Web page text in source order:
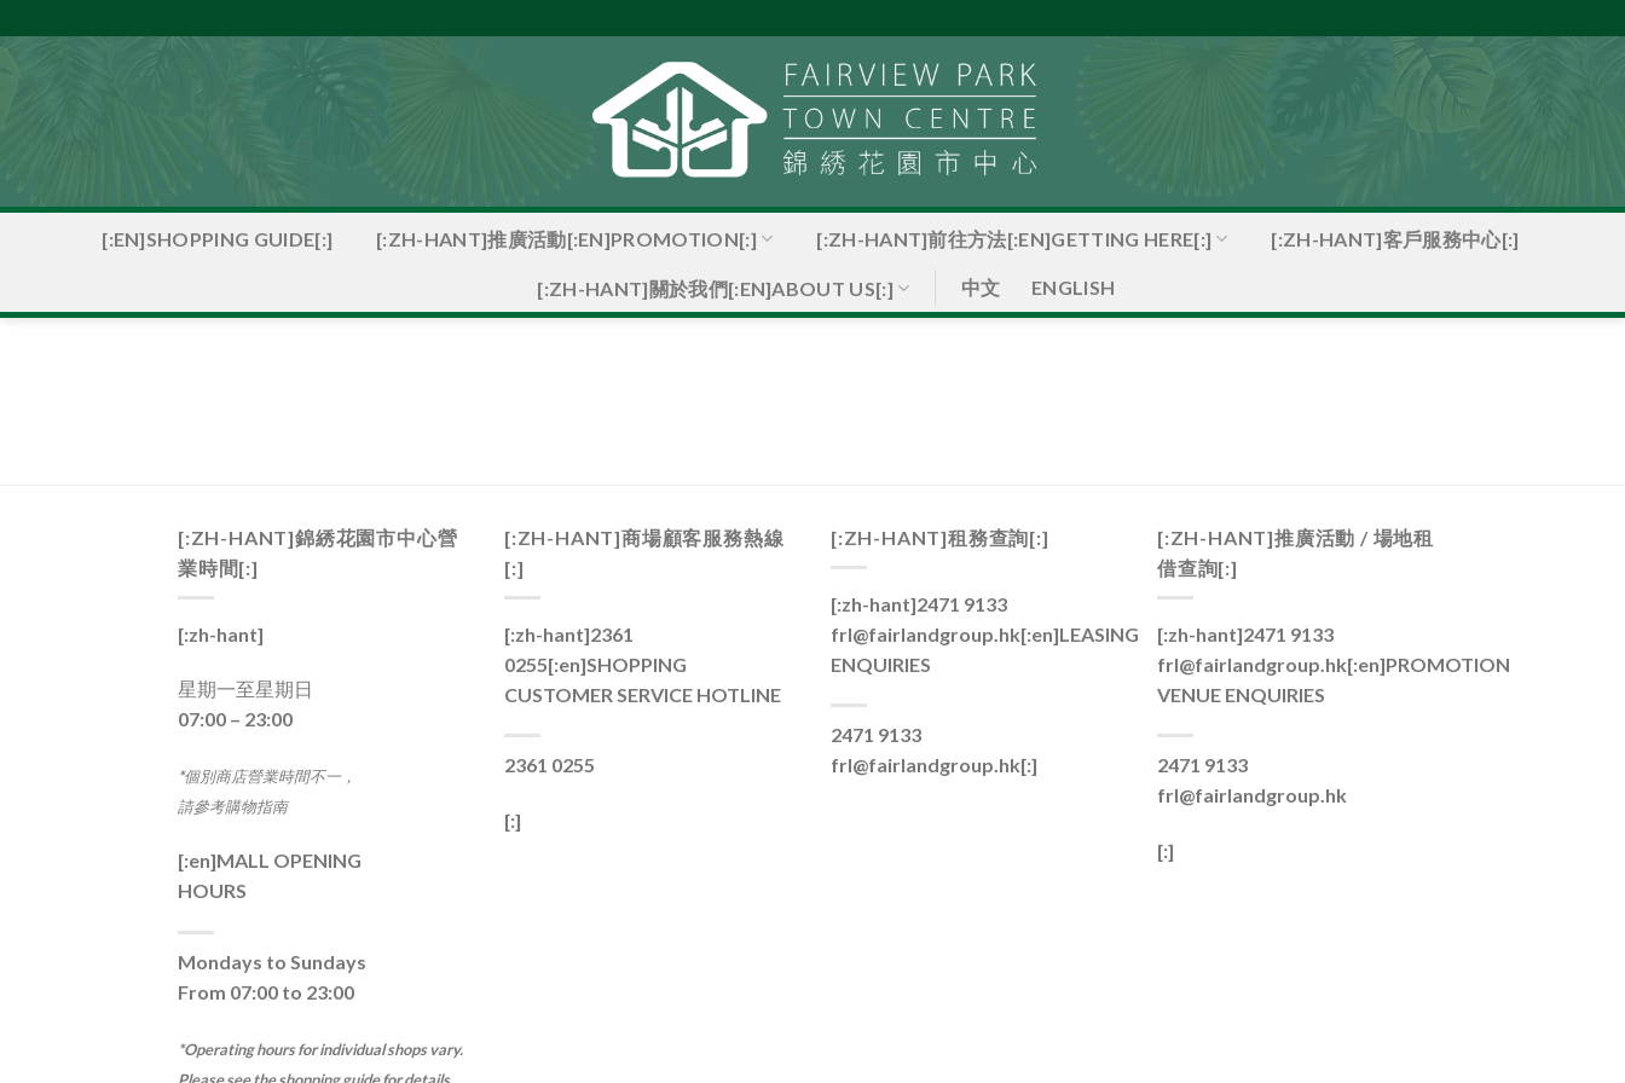
to
[:EN]SHOPPING GUIDE[:] [:ZH-HANT]推廣活動[:EN]PROMOTION[:] [:ZH-HANT]前往方法[:EN]GETTING HERE[:] [:ZH-HANT]客戶服務中心[:]
[:ZH-HANT]關於我們[:EN]ABOUT US[:] 中文 ENGLISH
[:ZH-HANT]錦綉花園市中心營
業時間[:]
[:zh-hant]
星期一至星期日
07:00 – 23:00
*個別商店營業時間不一，
請參考購物指南
[:en]MALL OPENING
HOURS
Mondays to Sundays
From 07:00 to 23:00
*Operating hours for individual shops vary.
Please see the shopping guide for details.
[:ZH-HANT]商場顧客服務熱線
[:]
[:zh-hant]2361
0255[:en]SHOPPING
CUSTOMER SERVICE HOTLINE
2361 0255
[:]
[:ZH-HANT]租務查詢[:]
[:zh-hant]2471 9133
frl@fairlandgroup.hk[:en]LEASING
ENQUIRIES
2471 9133
frl@fairlandgroup.hk[:]
[:ZH-HANT]推廣活動 / 場地租
借查詢[:]
[:zh-hant]2471 9133
frl@fairlandgroup.hk[:en]PROMOTION
VENUE ENQUIRIES
2471 9133
frl@fairlandgroup.hk
[:]